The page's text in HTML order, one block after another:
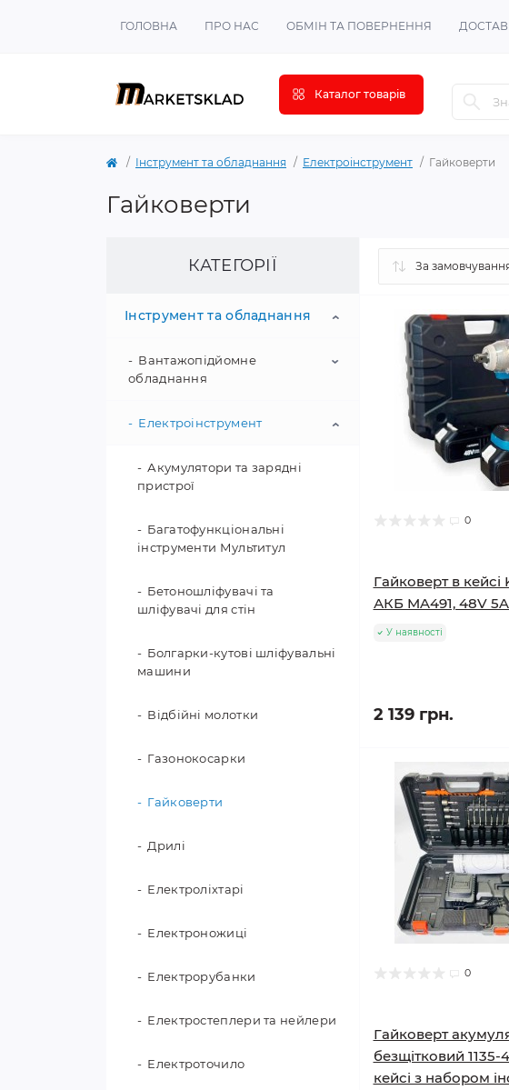
ГОЛОВНА ПРО НАС ОБМІН ТА ПОВЕРНЕННЯ
Каталог товарів
Інструмент та обладнання Електроінструмент Гайковерти
Гайковерти
КАТЕГОРІЇ
Інструмент та обладнання
Вантажопідйомне
обладнання
Домкрати
Лебідки
Електроінструмент
Акумулятори та зарядні
пристрої
Багатофункціональні
інструменти Мультитул
Бетоношліфувачі та
шліфувачі для стін
Болгарки-кутові шліфувальні
машини
Відбійні молотки
Газонокосарки
Гайковерти
Дрилі
Електроліхтарі
Електроножиці
Електрорубанки
Електростеплери та нейлери
Електроточило
0
Гайковерт в кейсі
АКБ MA491, 48V
У наявності
2 139 грн.
0
Гайковерт
безщітковий 1135-
кейсі з набором